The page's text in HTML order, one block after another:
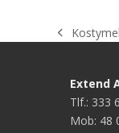
previous
Extend
Tlf.: 333
Mob: 48